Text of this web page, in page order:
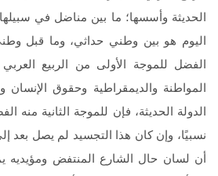
الحديثة وأسسها؛ ما بين مناضل في
اليوم هو بين وطني حداثي، وما قبل
الفضل للموجة الأولى من الربيع
المواطنة والديمقراطية وحقوق الإنسان
الدولة الحديثة، فإن للموجة الثانية منه
نسبيًا، وإن كان هذا التجسيد لم يصل بعد
أن لسان حال الشارع المنتفض ومؤيديه